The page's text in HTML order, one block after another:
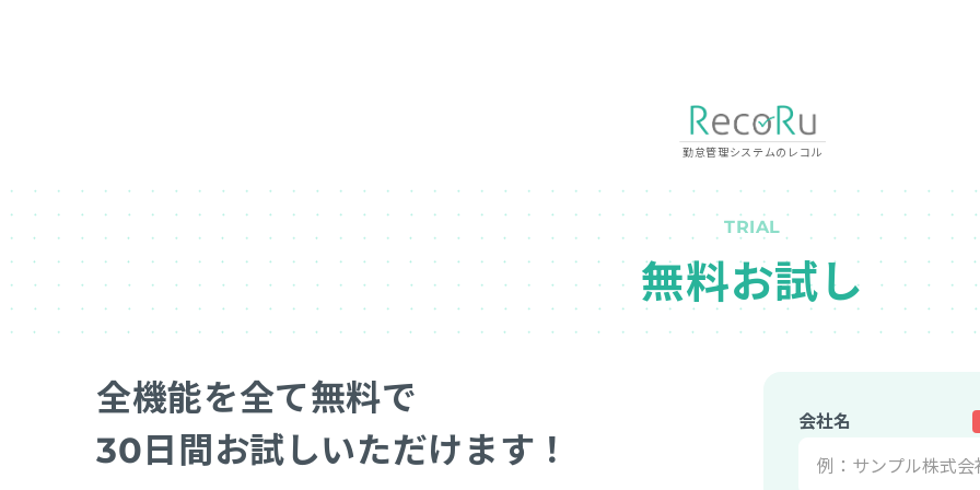
勤怠管理システムのレコル
TRIAL
無料お試し
全機能を全て無料で
30日間お試しいただけます！
会社名